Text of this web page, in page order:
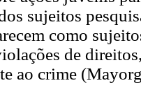
sujeitos
como
de
ao crime